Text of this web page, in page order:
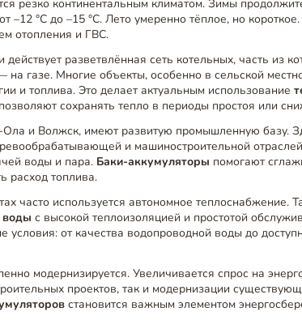
резко континентальным климатом. Зимы
–12 °C до –15 °C. Лето умеренно тёплое, но
отопления и ГВС.
разветвлённая сеть котельных, часть из
на газе. Многие объекты, особенно в сельской
и топлива. Это делает актуальным использование
сохранять тепло в периоды простоя или
Ола и Волжск, имеют развитую промышленную базу.
и машиностроительной
воды и пара. Баки-аккумуляторы помогают
расход топлива.
часто используется автономное теплоснабжение.
воды с высокой теплоизоляцией и простотой
условия: от качества водопроводной воды до
модернизируется. Увеличивается спрос на
проектов, так и модернизации
становится важным элементом